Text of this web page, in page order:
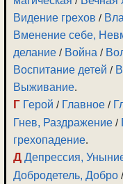
Видение грехов /
Вменение себе,
делание / Война /
Воспитание детей /
Выживание.
Г Герой / Главное /
Гнев, Раздражение /
грехопадение.
Д Депрессия,
Добродетель, Добро